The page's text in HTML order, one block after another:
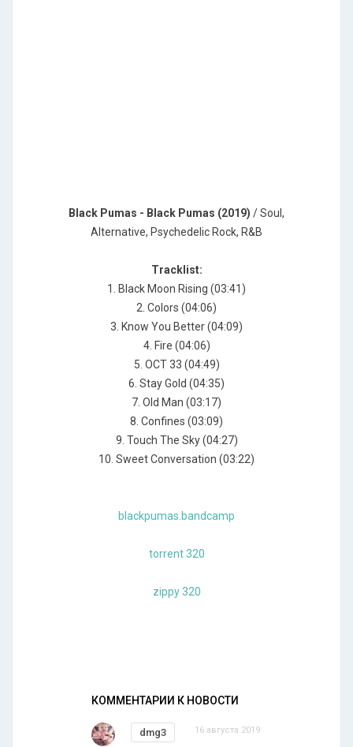
Black Pumas - Black Pumas (2019) / Soul,
Alternative, Psychedelic Rock, R&B
Tracklist:
1. Black Moon Rising (03:41)
2. Colors (04:06)
3. Know You Better (04:09)
4. Fire (04:06)
5. OCT 33 (04:49)
6. Stay Gold (04:35)
7. Old Man (03:17)
8. Confines (03:09)
9. Touch The Sky (04:27)
10. Sweet Conversation (03:22)
blackpumas.bandcamp
torrent 320
zippy 320
КОММЕНТАРИИ К НОВОСТИ
dmg3 16 августа 2019